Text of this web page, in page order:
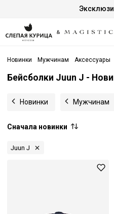
Новинки Мужчинам Аксессуары
Бейсболки Juun J -
Новинки Мужчинам
Сначала новинки
Juun J